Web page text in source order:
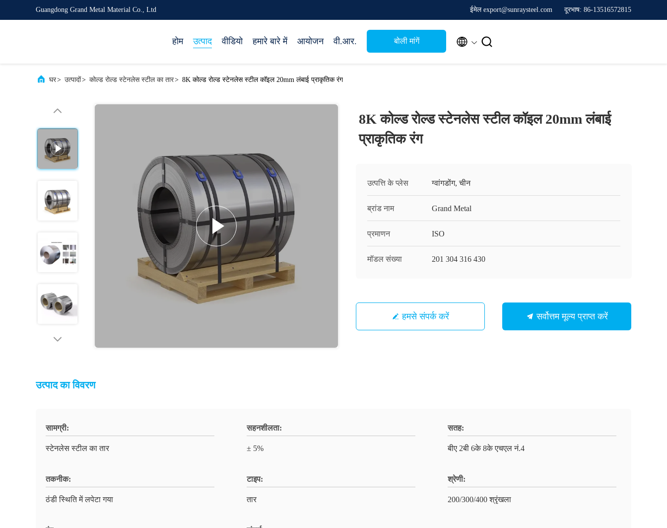
Guangdong Grand Metal Material Co., Ltd ईमेल export@sunraysteel.com दूरभाष: 86-13516572815
होम उत्पाद वीडियो हमारे बारे में आयोजन वी.आर. बोली मांगें  
घर> उत्पादों> कोल्ड रोल्ड स्टेनलेस स्टील का तार> 8K कोल्ड रोल्ड स्टेनलेस स्टील कॉइल 20mm लंबाई प्राकृतिक रंग
8K कोल्ड रोल्ड स्टेनलेस स्टील कॉइल 20mm लंबाई
प्राकृतिक रंग
उत्पत्ति के प्लेस ग्वांगडोंग, चीन
ब्रांड नाम Grand Metal
प्रमाणन ISO
मॉडल संख्या 201 304 316 430
हमसे संपर्क करें सर्वोत्तम मूल्य प्राप्त करें
उत्पाद का विवरण
सामग्री:
स्टेनलेस स्टील का तार
सहनशीलता:
± 5%
सतह:
बीए 2बी 6के 8के एचएल नं.4
तकनीक:
ठंडी स्थिति में लपेटा गया
टाइप:
तार
श्रेणी:
200/300/400 श्रृंखला